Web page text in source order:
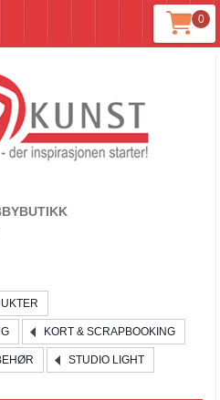
0
KORT & SCRAPBOOKING
STUDIO LIGHT